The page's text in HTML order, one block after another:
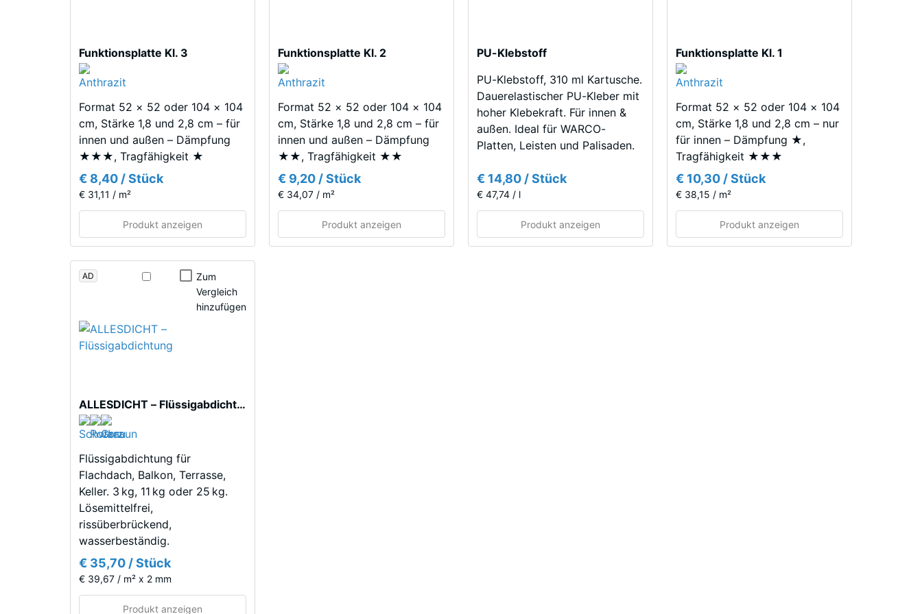
dunklen
Grautönen
sowie
Anthrazit
und
erzeugt
ein
lebendiges,
natürlich
wie
Stein.
Bestandteile
Dieses
Produkt
zweilagig
aufgebaut.
Die
ca.
mm
starke
Nutzschicht
besteht
Scheinbare
Dichte
Skalenwert
780
bis
kg/m³
Funktionsplatte Kl. 3
Format 52 × 52 oder 104 × 104
cm, Stärke 1,8 und 2,8 cm – für
innen und außen – Dämpfung
★★★, Tragfähigkeit ★
€ 8,40 / Stück
€ 31,11 / m²
Produkt anzeigen
Funktionsplatte Kl. 2
Format 52 × 52 oder 104 × 104
cm, Stärke 1,8 und 2,8 cm – für
innen und außen – Dämpfung
★★, Tragfähigkeit ★★
€ 9,20 / Stück
€ 34,07 / m²
Produkt anzeigen
PU-Klebstoff
PU-Klebstoff, 310 ml Kartusche.
Dauerelastischer PU-Kleber mit
hoher Klebekraft. Für innen &
außen. Ideal für WARCO-
Platten, Leisten und Palisaden.
€ 14,80 / Stück
€ 47,74 / l
Produkt anzeigen
Funktionsplatte Kl. 1
Format 52 × 52 oder 104 × 104
cm, Stärke 1,8 und 2,8 cm – nur
für innen – Dämpfung ★,
Tragfähigkeit ★★★
€ 10,30 / Stück
€ 38,15 / m²
Produkt anzeigen
Zum
Vergleich
hinzufügen
AD
ALLESDICHT – Flüssigabdichtung
Flüssigabdichtung für
Flachdach, Balkon, Terrasse,
Keller. 3 kg, 11 kg oder 25 kg.
Lösemittelfrei,
rissüberbrückend,
wasserbeständig.
€ 35,70 / Stück
€ 39,67 / m² x 2 mm
Produkt anzeigen